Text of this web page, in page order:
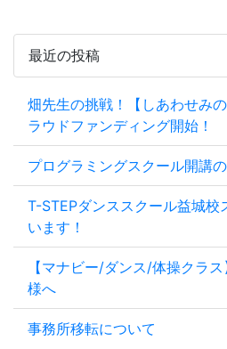
最近の投稿
畑先生の挑戦！【しあわせみ
ラウドファンディング開始！
プログラミングスクール開講
T-STEPダンススクール益城校
います！
【マナビー/ダンス/体操クラ
様へ
事務所移転について